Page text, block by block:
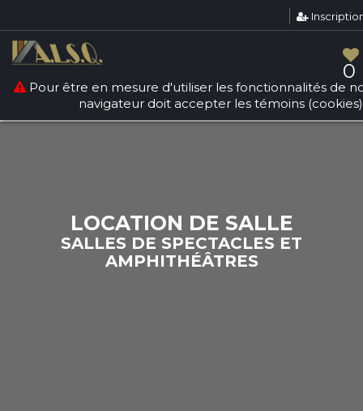
: count(): Parameter must be an array or an object
that implements Countable in
/srv/users/sallesquebec/apps/sallesdereception/
0
Pour être en mesure d'utiliser les fonctionnalités de
navigateur doit accepter les témoins
LOCATION DE SALLE
SALLES DE SPECTACLES ET
AMPHITHÉÂTRES